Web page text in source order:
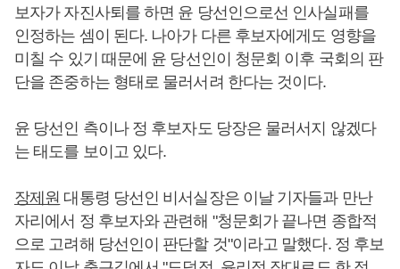
보자가 자진사퇴를 하면 윤 당선인으로선 인사실패를
인정하는 셈이 된다. 나아가 다른 후보자에게도 영향을
미칠 수 있기 때문에 윤 당선인이 청문회 이후 국회의 판
단을 존중하는 형태로 물러서려 한다는 것이다.
윤 당선인 측이나 정 후보자도 당장은 물러서지 않겠다
는 태도를 보이고 있다.
장제원 대통령 당선인 비서실장은 이날 기자들과 만난
자리에서 정 후보자와 관련해 "청문회가 끝나면 종합적
으로 고려해 당선인이 판단할 것"이라고 말했다. 정 후보